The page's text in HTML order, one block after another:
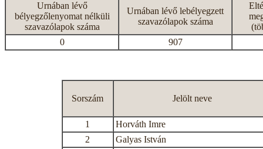
Urnában lévő
bélyegzőlenyomat nélküli
szavazólapok száma
Urnában lévő lebélyegzett
szavazólapok száma
0
907
Sorszám Jelölt neve
1
Horváth Imre
2
Galyas István